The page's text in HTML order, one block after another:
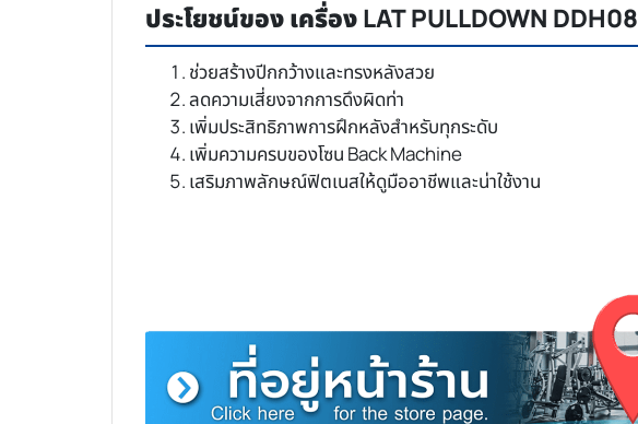
ประโยชน์ของ เครื่อง LAT PULLDOWN DDH08
ช่วยสร้างปีกกว้างและทรงหลังสวย
ลดความเสี่ยงจากการดึงผิดท่า
เพิ่มประสิทธิภาพการฝึกหลังสำหรับทุกระดับ
เพิ่มความครบของโซน Back Machine
เสริมภาพลักษณ์ฟิตเนสให้ดูมืออาชีพและน่าใช้งาน